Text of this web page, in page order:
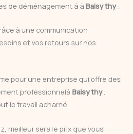
de déménagement à à Baisy thy
à une communication
et vos retours sur nos
pour une entreprise qui offre des
professionnelà Baisy thy.
le travail acharné.
meilleur sera le prix que vous